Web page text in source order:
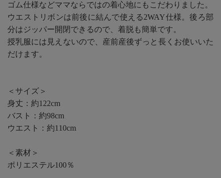
ゴム仕様などママならではの着心地にもこだわりました。
ウエストリボンは前後に結んで使える2WAY仕様。後ろ部
分はジッパー開閉できるので、着脱も簡単です。
授乳服には見えないので、産前産後ずっと長くお使いいた
だけます。
＜サイズ＞
身丈：約122cm
バスト：約98cm
ウエスト：約110cm
＜素材＞
ポリエステル100％